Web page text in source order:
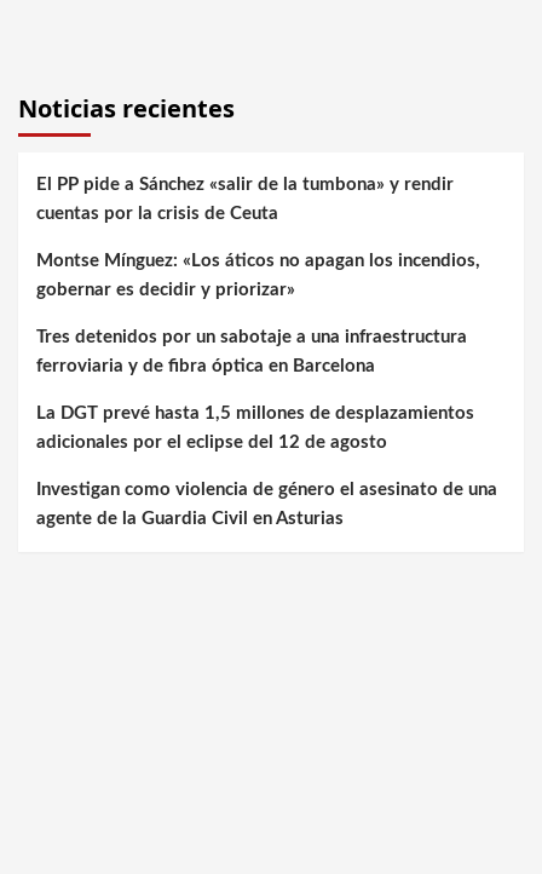
Noticias recientes
El PP pide a Sánchez «salir de la tumbona» y rendir
cuentas por la crisis de Ceuta
Montse Mínguez: «Los áticos no apagan los incendios,
gobernar es decidir y priorizar»
Tres detenidos por un sabotaje a una infraestructura
ferroviaria y de fibra óptica en Barcelona
La DGT prevé hasta 1,5 millones de desplazamientos
adicionales por el eclipse del 12 de agosto
Investigan como violencia de género el asesinato de una
agente de la Guardia Civil en Asturias